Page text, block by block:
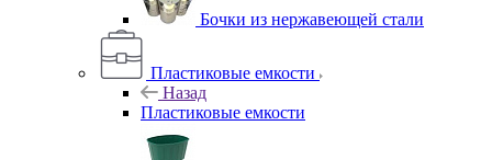
Бочки из нержавеющей стали
Пластиковые емкости
Назад
Пластиковые емкости